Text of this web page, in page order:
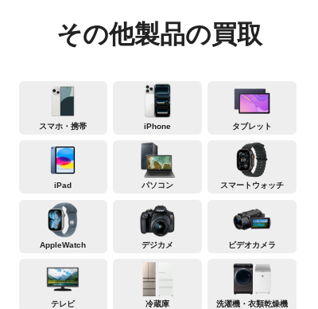
その他製品の買取
スマホ・携帯 iPhone タブレット
iPad パソコン スマートウォッチ
AppleWatch デジカメ ビデオカメラ
テレビ 冷蔵庫 洗濯機・衣類乾燥機